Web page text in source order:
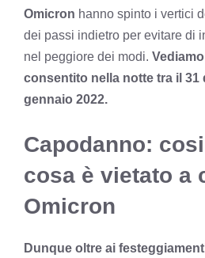
Omicron hanno spinto i vertici
dei passi indietro per evitare di
nel peggiore dei modi.
consentito nella notte tra il 31
gennaio 2022.
Capodanno:
cosa è vietato a
Omicron
Dunque oltre ai